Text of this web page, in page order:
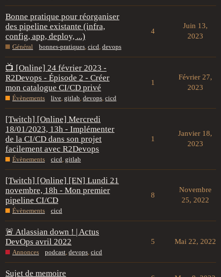
Bonne pratique pour réorganiser
des pipeline existante (infra,
config, app, deploy, ...)
Général bonnes-pratiques, cicd, devops
4
Juin 13,
2023
📺 [Online] 24 février 2023 -
R2Devops - Épisode 2 - Créer
mon catalogue CI/CD privé
Évènements live, gitlab, devops, cicd
1
Février 27,
2023
[Twitch] [Online] Mercredi
18/01/2023, 13h - Implémenter
de la CI/CD dans son projet
facilement avec R2Devops
Évènements cicd, gitlab
1
Janvier 18,
2023
[Twitch] [Online] [EN] Lundi 21
novembre, 18h - Mon premier
pipeline CI/CD
Évènements cicd
8
Novembre
25, 2022
🚨 Atlassian down ! | Actus
DevOps avril 2022
Annonces podcast, devops, cicd
5 Mai 22, 2022
Sujet de memoire